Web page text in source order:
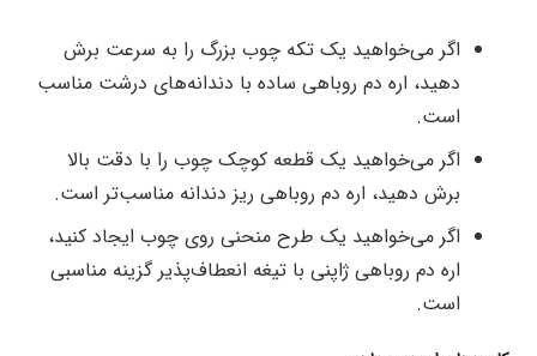
اگر می‌خواهید یک تکه چوب بزرگ را به سرعت برش
دهید، اره دم روباهی ساده با دندانه‌های درشت مناسب
است.
اگر می‌خواهید یک قطعه کوچک چوب را با دقت بالا
برش دهید، اره دم روباهی ریز دندانه مناسب‌تر است.
اگر می‌خواهید یک طرح منحنی روی چوب ایجاد کنید،
اره دم روباهی ژاپنی با تیغه انعطاف‌پذیر گزینه مناسبی
است.